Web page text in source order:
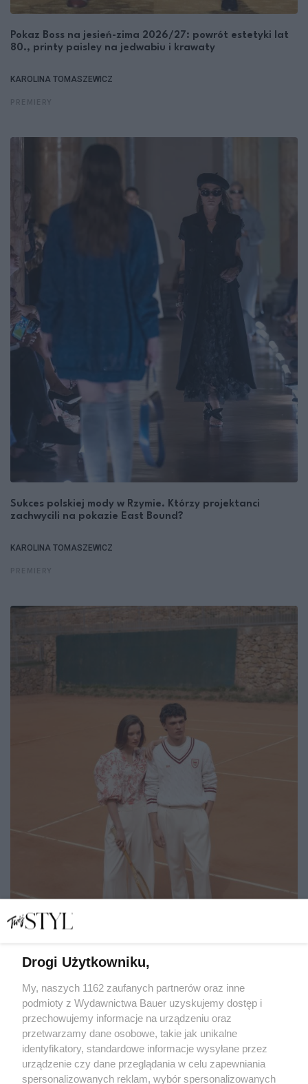
Pokaz Boss na jesień-zima 2026/27: powrót estetyki lat
80., printy paisley na jedwabiu i krawaty
KAROLINA TOMASZEWICZ
Sukces polskiej mody w Rzymie. Którzy projektanci
zachwycili na pokazie East Bound?
KAROLINA TOMASZEWICZ
Olimpijskie w Paryżu. Wśród nich polski akcent
ALEKSANDRA KINTOP
PREMIERY
Drogi Użytkowniku,
My, naszych 1162 zaufanych partnerów oraz inne
podmioty z Wydawnictwa Bauer uzyskujemy dostęp i
przechowujemy informacje na urządzeniu oraz
przetwarzamy dane osobowe, takie jak unikalne
identyfikatory, standardowe informacje wysyłane przez
urządzenie czy dane przeglądania w celu zapewniania
spersonalizowanych reklam, wybór spersonalizowanych